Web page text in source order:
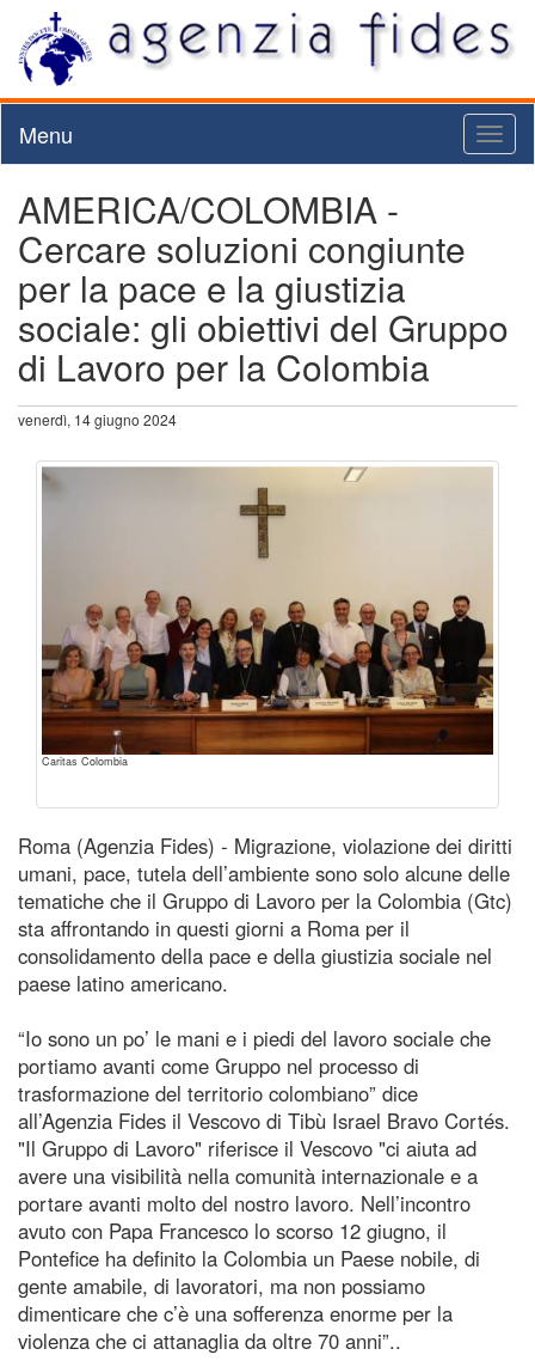
Menu
AMERICA/COLOMBIA -
Cercare soluzioni congiunte
per la pace e la giustizia
sociale: gli obiettivi del Gruppo
di Lavoro per la Colombia
venerdì, 14 giugno 2024
Caritas Colombia
Roma (Agenzia Fides) - Migrazione, violazione dei diritti
umani, pace, tutela dell’ambiente sono solo alcune delle
tematiche che il Gruppo di Lavoro per la Colombia (Gtc)
sta affrontando in questi giorni a Roma per il
consolidamento della pace e della giustizia sociale nel
paese latino americano.
“Io sono un po’ le mani e i piedi del lavoro sociale che
portiamo avanti come Gruppo nel processo di
trasformazione del territorio colombiano” dice
all’Agenzia Fides il Vescovo di Tibù Israel Bravo Cortés.
"Il Gruppo di Lavoro" riferisce il Vescovo "ci aiuta ad
avere una visibilità nella comunità internazionale e a
portare avanti molto del nostro lavoro. Nell’incontro
avuto con Papa Francesco lo scorso 12 giugno, il
Pontefice ha definito la Colombia un Paese nobile, di
gente amabile, di lavoratori, ma non possiamo
dimenticare che c’è una sofferenza enorme per la
violenza che ci attanaglia da oltre 70 anni”..